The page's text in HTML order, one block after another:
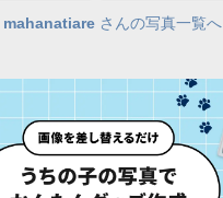
mahanatiareさんの写真一覧へ